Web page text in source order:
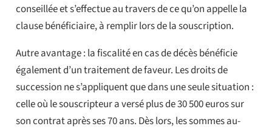
conseillée et s’effectue au travers de ce qu’on appelle la
clause bénéficiaire, à remplir lors de la souscription.
Autre avantage : la fiscalité en cas de décès bénéficie
également d’un traitement de faveur. Les droits de
succession ne s’appliquent que dans une seule situation :
celle où le souscripteur a versé plus de 30 500 euros sur
son contrat après ses 70 ans. Dès lors, les sommes au-